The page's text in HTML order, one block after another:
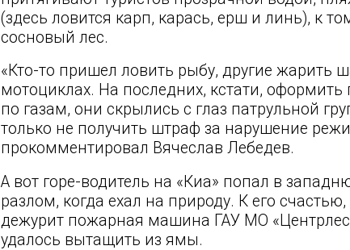
(здесь ловится карп, карась, ерш и линь), к
сосновый лес.
«Кто-то пришел ловить рыбу, другие жарить
мотоциклах. На последних, кстати,
по газам, они скрылись с глаз патрульной
только не получить штраф за нарушение
прокомментировал Вячеслав Лебедев.
А вот горе-водитель на «Киа» попал в
разлом, когда ехал на природу. К его
дежурит пожарная машина ГАУ МО
удалось вытащить из ямы.